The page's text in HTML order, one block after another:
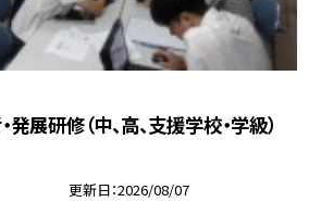
展研修（中、高、支援学校・学級）
更新日 2026/08/07